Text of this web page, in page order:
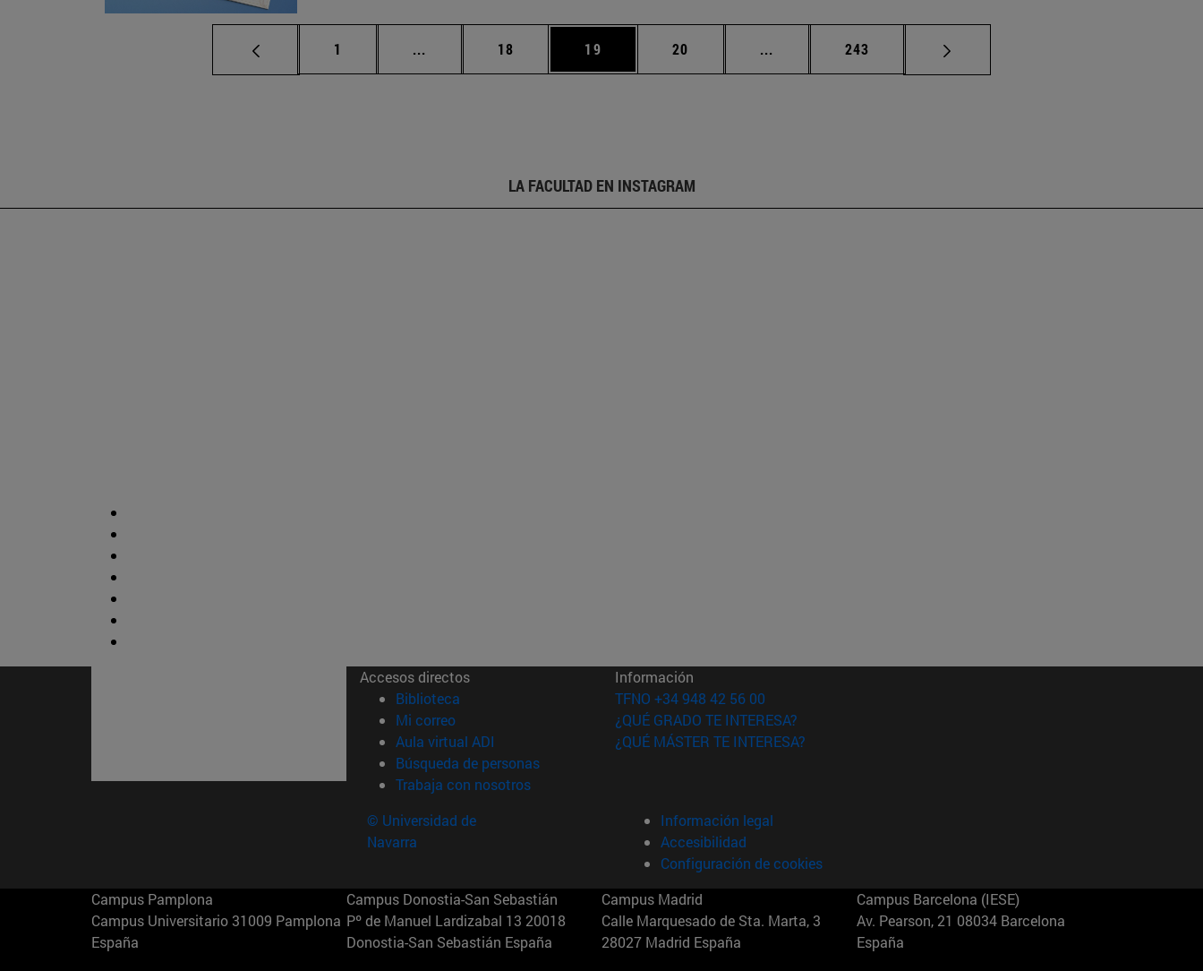
Página
1 ... Páginas intermedias Use TAB para desplazarse.
Página
18 Página
19 Página
20 ... Páginas intermedias Use TAB para desplazarse.
Página
243
LA FACULTAD EN INSTAGRAM
Accesos directos
Biblioteca (abre en nueva ventana)
Mi correo(abre en nueva ventana)
Aula virtual ADI (abre en nueva ventana)
Búsqueda de personas(abre en nueva ventana)
Trabaja con nosotros(abre en nueva ventana)
Información
TFNO +34 948 42 56 00
¿QUÉ GRADO TE INTERESA?
¿QUÉ MÁSTER TE INTERESA?
© Universidad de
Navarra
Información legal
Accesibilidad
Configuración de cookies
Campus Pamplona
Campus Universitario 31009 Pamplona
España
Campus Donostia-San Sebastián
Pº de Manuel Lardizabal 13 20018
Donostia-San Sebastián España
Campus Madrid
Calle Marquesado de Sta. Marta, 3
28027 Madrid España
Campus Barcelona (IESE)
Av. Pearson, 21 08034 Barcelona
España